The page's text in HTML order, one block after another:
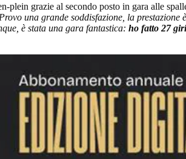
grazie al secondo posto in gara alle
una grande soddisfazione, la
è stata una gara fantastica: ho fatto 27